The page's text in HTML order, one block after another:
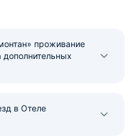
проживание
в Отеле